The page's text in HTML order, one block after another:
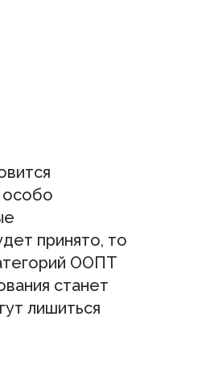
особо
принято, то
ООПТ
станет
лишиться